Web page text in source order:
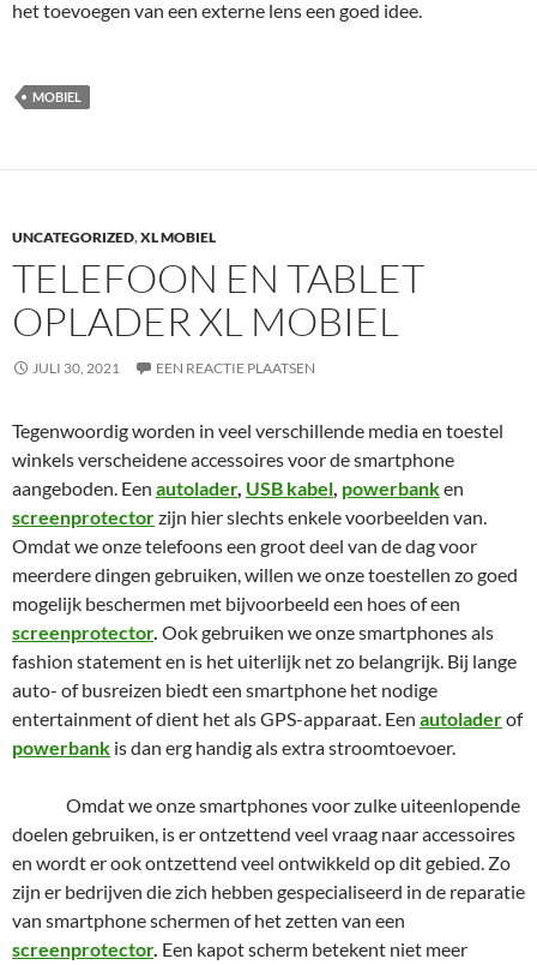
het toevoegen van een externe lens een goed idee.
MOBIEL
UNCATEGORIZED,XL MOBIEL
TELEFOON EN TABLET
OPLADER XL MOBIEL
JULI 30, 2021 EEN REACTIE PLAATSEN
Tegenwoordig worden in veel verschillende media en toestel
winkels verscheidene accessoires voor de smartphone
aangeboden. Een autolader, USB kabel, powerbanken
screenprotectorzijn hier slechts enkele voorbeelden van.
Omdat we onze telefoons een groot deel van de dag voor
meerdere dingen gebruiken, willen we onze toestellen zo goed
mogelijk beschermen met bijvoorbeeld een hoes of een
screenprotector. Ook gebruiken we onze smartphones als
fashion statement en is het uiterlijk net zo belangrijk. Bij lange
auto- of busreizen biedt een smartphone het nodige
entertainment of dient het als GPS-apparaat. Een autoladerof
powerbank is dan erg handig als extra stroomtoevoer.
Omdat we onze smartphones voor zulke uiteenlopende
doelen gebruiken, is er ontzettend veel vraag naar accessoires
en wordt er ook ontzettend veel ontwikkeld op dit gebied. Zo
zijn er bedrijven die zich hebben gespecialiseerd in de reparatie
van smartphone schermen of het zetten van een
screenprotector. Een kapot scherm betekent niet meer